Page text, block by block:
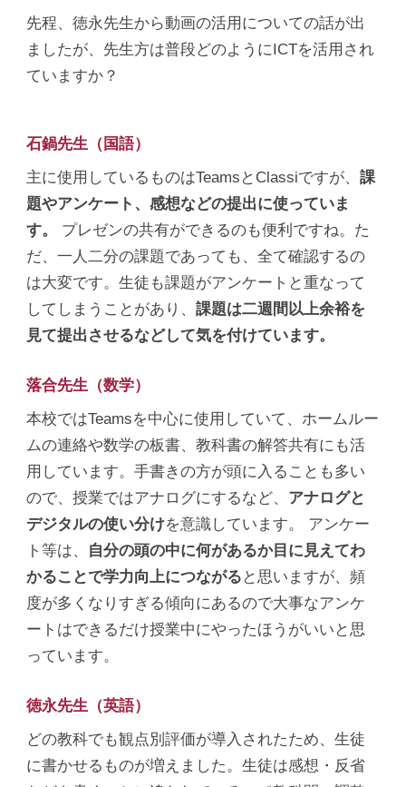
先程、徳永先生から動画の活用についての話が出
ましたが、先生方は普段どのようにICTを活用され
ていますか？
石鍋先生（国語）
主に使用しているものはTeamsとClassiですが、課
題やアンケート、感想などの提出に使っていま
す。
プレゼンの共有ができるのも便利ですね。た
だ、一人二分の課題であっても、全て確認するの
は大変です。生徒も課題がアンケートと重なって
してしまうことがあり、課題は二週間以上余裕を
見て提出させるなどして気を付けています。
落合先生（数学）
本校ではTeamsを中心に使用していて、ホームルー
ムの連絡や数学の板書、教科書の解答共有にも活
用しています。手書きの方が頭に入ることも多い
ので、授業ではアナログにするなど、 アナログと
デジタルの使い分けを意識しています。 アンケー
ト等は、 自分の頭の中に何があるか目に見えてわ
かることで学力向上につながる と思いますが、頻
度が多くなりすぎる傾向にあるので大事なアンケ
ートはできるだけ授業中にやったほうがいいと思
っています。
徳永先生（英語）
どの教科でも観点別評価が導入されたため、生徒
に書かせるものが増えました。生徒は感想・反省